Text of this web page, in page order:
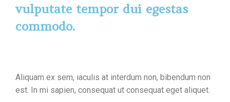
vulputate tempor dui egestas
commodo.
Aliquam ex sem, iaculis at interdum non, bibendum non
est. In mi sapien, consequat ut consequat eget aliquet.